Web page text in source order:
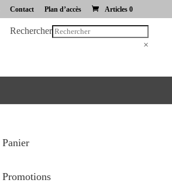
Contact Plan d’accès Articles 0
Rechercher
×
Panier
Promotions